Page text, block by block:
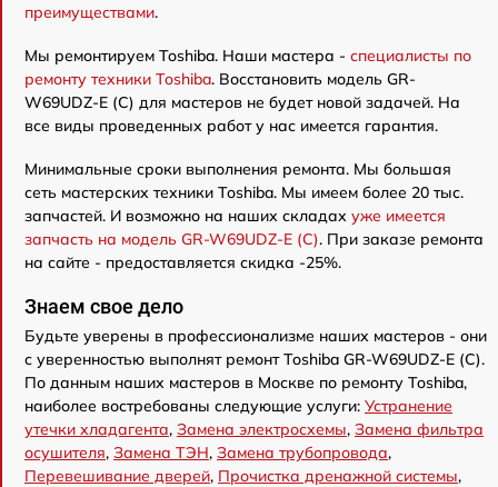
преимуществами.
Мы ремонтируем Toshiba. Наши мастера - специалисты по
ремонту техники Toshiba. Восстановить модель GR-
W69UDZ-E (C) для мастеров не будет новой задачей. На
все виды проведенных работ у нас имеется гарантия.
Минимальные сроки выполнения ремонта. Мы большая
сеть мастерских техники Toshiba. Мы имеем более 20 тыс.
запчастей. И возможно на наших складах уже имеется
запчасть на модель GR-W69UDZ-E (C). При заказе ремонта
на сайте - предоставляется скидка -25%.
Знаем свое дело
Будьте уверены в профессионализме наших мастеров - они
с уверенностью выполнят ремонт Toshiba GR-W69UDZ-E (C).
По данным наших мастеров в Москве по ремонту Toshiba,
наиболее востребованы следующие услуги: Устранение
утечки хладагента, Замена электросхемы, Замена фильтра
осушителя, Замена ТЭН, Замена трубопровода,
Перевешивание дверей, Прочистка дренажной системы,